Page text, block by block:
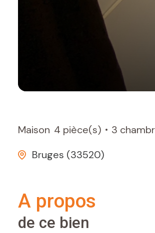
Maison 4 pièce(s) 3
Bruges (33520)
a propos
de ce bien